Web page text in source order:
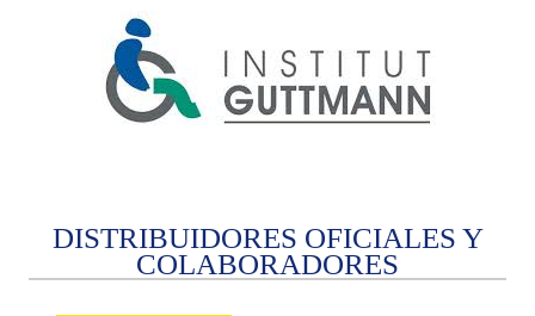
DISTRIBUIDORES OFICIALES Y
COLABORADORES